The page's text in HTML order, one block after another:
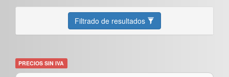
Filtrado de resultados
PRECIOS SIN IVA